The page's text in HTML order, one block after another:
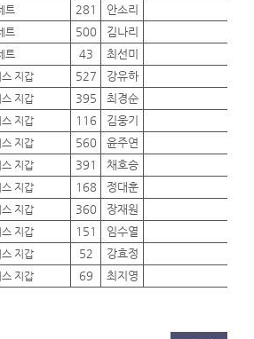
트 281 안소리
트 500 김나리
트 43 최선미
지갑 527 강유하
지갑 395 최경순
지갑 116 김웅기
지갑 560 윤주연
지갑 391 채호승
지갑 168 정대훈
지갑 360 장재원
지갑 151 임수열
지갑 52 강효정
지갑 69 최지영